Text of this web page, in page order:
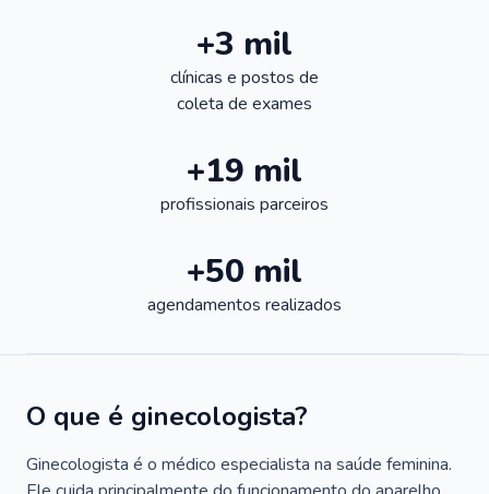
+3 mil
clínicas e postos de
coleta de exames
+19 mil
profissionais parceiros
+50 mil
agendamentos realizados
O que é ginecologista?
Ginecologista é o médico especialista na saúde feminina.